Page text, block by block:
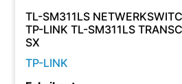
TL-SM311LS
TP-LINK TL-SM311LS
SX
TP-LINK